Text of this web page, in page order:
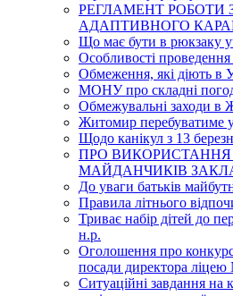
РЕГЛАМЕНТ РОБОТИ
АДАПТИВНОГО
Що має бути в рюкзаку
Особливості
Обмеження, які діють в
МОНУ про складні
Обмежувальні заходи в
Житомир перебуватиме
Щодо канікул з 13
ПРО
МАЙДАНЧИКІВ
До уваги батьків
Правила літнього
Триває набір дітей до
н.р.
Оголошення про
посади директора
Ситуаційні завдання на